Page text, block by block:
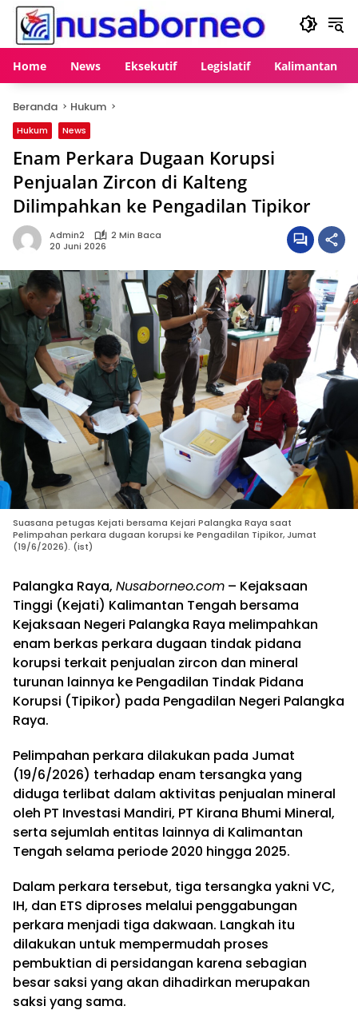
Langsung
konten
Home News Eksekutif Legislatif Kalimantan
Beranda Hukum
Hukum News
Enam Perkara Dugaan Korupsi
Penjualan Zircon di Kalteng
Dilimpahkan ke Pengadilan Tipikor
Admin2
2 Min Baca
20 Juni 2026
Suasana petugas Kejati bersama Kejari Palangka Raya saat
Pelimpahan perkara dugaan korupsi ke Pengadilan Tipikor, Jumat
(19/6/2026). (ist)
Palangka Raya, Nusaborneo.com – Kejaksaan
Tinggi (Kejati) Kalimantan Tengah bersama
Kejaksaan Negeri Palangka Raya melimpahkan
enam berkas perkara dugaan tindak pidana
korupsi terkait penjualan zircon dan mineral
turunan lainnya ke Pengadilan Tindak Pidana
Korupsi (Tipikor) pada Pengadilan Negeri Palangka
Raya.
Pelimpahan perkara dilakukan pada Jumat
(19/6/2026) terhadap enam tersangka yang
diduga terlibat dalam aktivitas penjualan mineral
oleh PT Investasi Mandiri, PT Kirana Bhumi Mineral,
serta sejumlah entitas lainnya di Kalimantan
Tengah selama periode 2020 hingga 2025.
Dalam perkara tersebut, tiga tersangka yakni VC,
IH, dan ETS diproses melalui penggabungan
perkara menjadi tiga dakwaan. Langkah itu
dilakukan untuk mempermudah proses
pembuktian di persidangan karena sebagian
besar saksi yang akan dihadirkan merupakan
saksi yang sama.